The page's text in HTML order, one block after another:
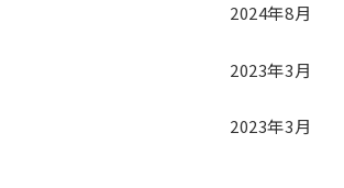
2024年8月
2023年3月
2023年3月